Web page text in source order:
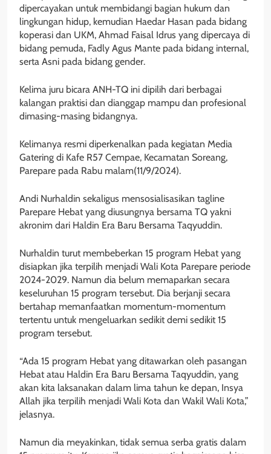
dipercayakan untuk membidangi bagian hukum dan
lingkungan hidup, kemudian Haedar Hasan pada bidang
koperasi dan UKM, Ahmad Faisal Idrus yang dipercaya di
bidang pemuda, Fadly Agus Mante pada bidang internal,
serta Asni pada bidang gender.
Kelima juru bicara ANH-TQ ini dipilih dari berbagai
kalangan praktisi dan dianggap mampu dan profesional
dimasing-masing bidangnya.
Kelimanya resmi diperkenalkan pada kegiatan Media
Gatering di Kafe R57 Cempae, Kecamatan Soreang,
Parepare pada Rabu malam(11/9/2024).
Andi Nurhaldin sekaligus mensosialisasikan tagline
Parepare Hebat yang diusungnya bersama TQ yakni
akronim dari Haldin Era Baru Bersama Taqyuddin.
Nurhaldin turut membeberkan 15 program Hebat yang
disiapkan jika terpilih menjadi Wali Kota Parepare periode
2024-2029. Namun dia belum memaparkan secara
keseluruhan 15 program tersebut. Dia berjanji secara
bertahap memanfaatkan momentum-momentum
tertentu untuk mengeluarkan sedikit demi sedikit 15
program tersebut.
“Ada 15 program Hebat yang ditawarkan oleh pasangan
Hebat atau Haldin Era Baru Bersama Taqyuddin, yang
akan kita laksanakan dalam lima tahun ke depan, Insya
Allah jika terpilih menjadi Wali Kota dan Wakil Wali Kota,”
jelasnya.
Namun dia meyakinkan, tidak semua serba gratis dalam